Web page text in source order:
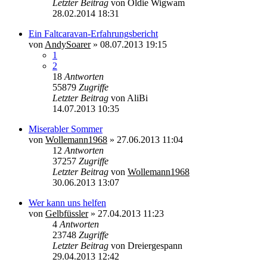
Letzter Beitrag von Oldie Wigwam
28.02.2014 18:31
Ein Faltcaravan-Erfahrungsbericht
von AndySoarer» 08.07.2013 19:15
1
2
18 Antworten
55879 Zugriffe
Letzter Beitrag von AliBi
14.07.2013 10:35
Miserabler Sommer
von Wollemann1968 » 27.06.2013 11:04
12 Antworten
37257 Zugriffe
Letzter Beitrag von Wollemann1968
30.06.2013 13:07
Wer kann uns helfen
von Gelbfüssler» 27.04.2013 11:23
4 Antworten
23748 Zugriffe
Letzter Beitrag von Dreiergespann
29.04.2013 12:42